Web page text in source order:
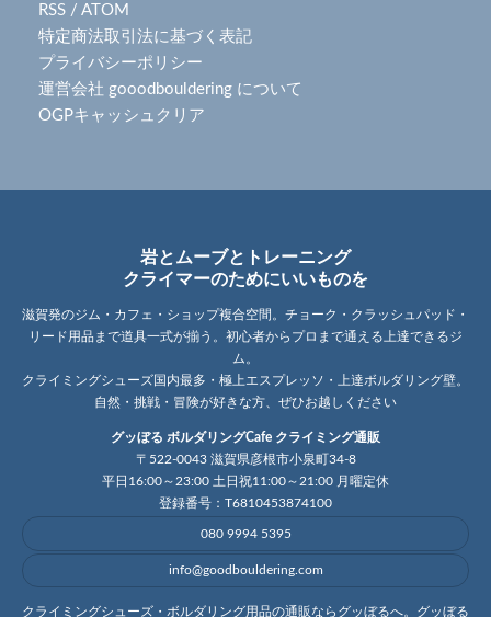
RSS / ATOM
特定商法取引法に基づく表記
プライバシーポリシー
運営会社 gooodbouldering について
OGPキャッシュクリア
岩とムーブとトレーニング
クライマーのためにいいものを
滋賀発のジム・カフェ・ショップ複合空間。チョーク・クラッシュパッド・
リード用品まで道具一式が揃う。初心者からプロまで通える上達できるジ
ム。
クライミングシューズ国内最多・極上エスプレッソ・上達ボルダリング壁。
自然・挑戦・冒険が好きな方、ぜひお越しください
グッぼる ボルダリングCafe クライミング通販
〒522-0043 滋賀県彦根市小泉町34-8
平日16:00～23:00 土日祝11:00～21:00 月曜定休
登録番号：T6810453874100
080 9994 5395
info@goodbouldering.com
クライミングシューズ・ボルダリング用品の通販ならグッぼるへ。グッぼる